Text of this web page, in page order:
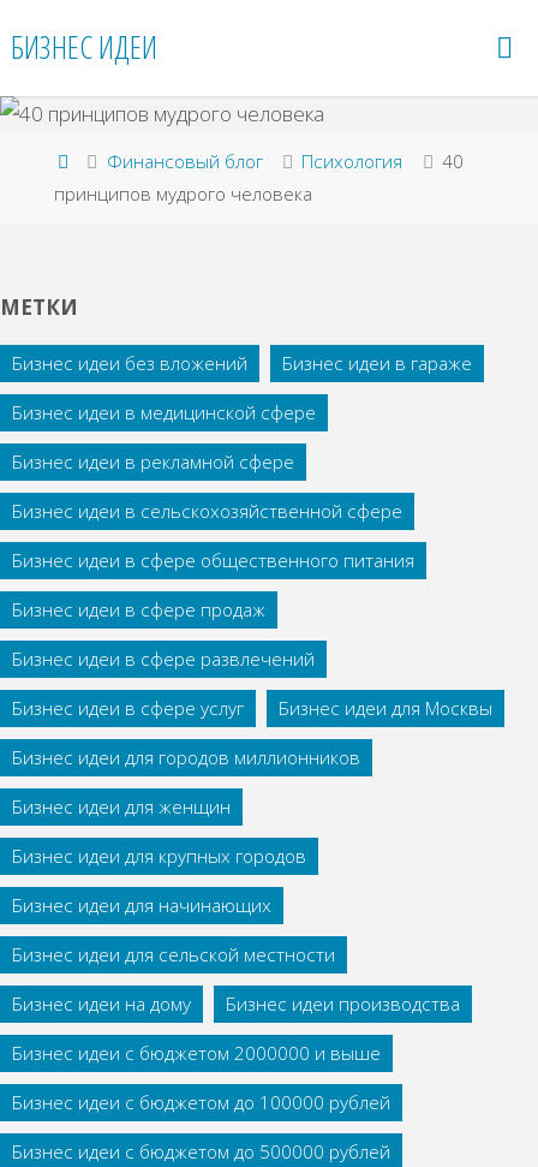
БИЗНЕС ИДЕИ
Главная
Финансовый блог Психология
40
принципов мудрого человека
МЕТКИ
Бизнес идеи без вложений
Бизнес идеи в гараже
Бизнес идеи в медицинской сфере
Бизнес идеи в рекламной сфере
Бизнес идеи в сельскохозяйственной сфере
Бизнес идеи в сфере общественного питания
Бизнес идеи в сфере продаж
Бизнес идеи в сфере развлечений
Бизнес идеи в сфере услуг
Бизнес идеи для Москвы
Бизнес идеи для городов миллионников
Бизнес идеи для женщин
Бизнес идеи для крупных городов
Бизнес идеи для начинающих
Бизнес идеи для сельской местности
Бизнес идеи на дому
Бизнес идеи производства
Бизнес идеи с бюджетом 2000000 и выше
Бизнес идеи с бюджетом до 100000 рублей
Бизнес идеи с бюджетом до 500000 рублей